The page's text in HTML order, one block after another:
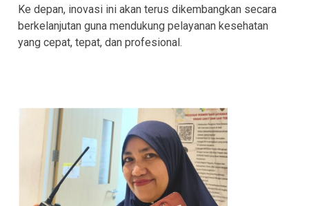
Ke depan, inovasi ini akan terus dikembangkan secara
berkelanjutan guna mendukung pelayanan kesehatan
yang cepat, tepat, dan profesional.